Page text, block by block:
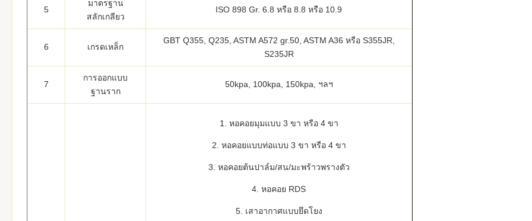
5
มาตรฐาน
สลักเกลียว
ISO 898 Gr. 6.8 หรือ 8.8 หรือ 10.9
6 เกรดเหล็ก
GBT Q355, Q235, ASTM A572 gr.50, ASTM A36 หรือ S355JR,
S235JR
7
การออกแบบ
ฐานราก
50kpa, 100kpa, 150kpa, ฯลฯ
1. หอคอยมุมแบบ 3 ขา หรือ 4 ขา
2. หอคอยแบบท่อแบบ 3 ขา หรือ 4 ขา
3. หอคอยต้นปาล์ม/สน/มะพร้าวพรางตัว
4. หอคอย RDS
5. เสาอากาศแบบยึดโยง